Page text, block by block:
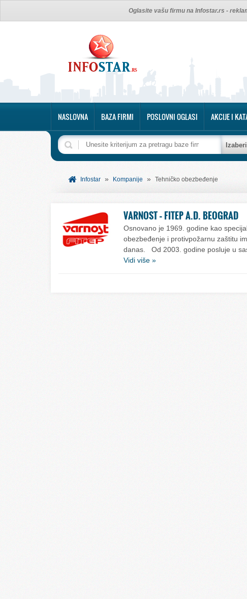
Oglasite vašu firmu na Infostar.rs -
NASLOVNA BAZA FIRMI POSLOVNI OGLASI AKCIJE I
Infostar » Kompanije » Tehničko obezbeđenje
VARNOST – FITEP A.D. BEOGRAD
Osnovano je 1969. godine kao
obezbeđenje i protivpožarnu zaštitu
danas. Od 2003. godine posluje u
Vidi više »